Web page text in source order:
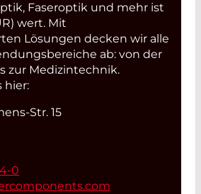
Faseroptik und mehr ist
wert. Mit
Lösungen decken wir alle
ab: von der
zur Medizintechnik.
hier:
Str. 15
0